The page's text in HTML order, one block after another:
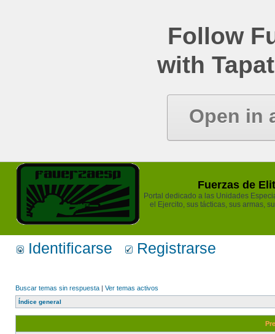
Follow
with
Open in
Fuerzas de
Portal dedicado a las Unidades
el Ejercito, sus tácticas, sus armas,
Identificarse Registrarse
Buscar temas sin respuesta | Ver temas activos
Índice general